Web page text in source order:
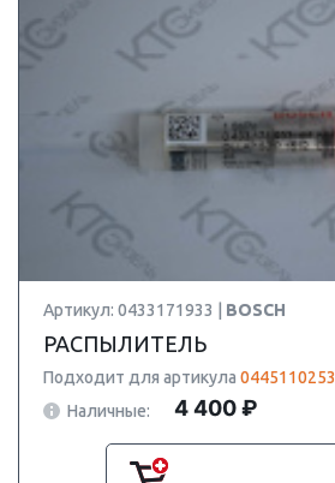
Артикул: 0433171933 | BOSCH
РАСПЫЛИТЕЛЬ
Подходит для артикула 0445110253
Наличные:
4 400 ₽